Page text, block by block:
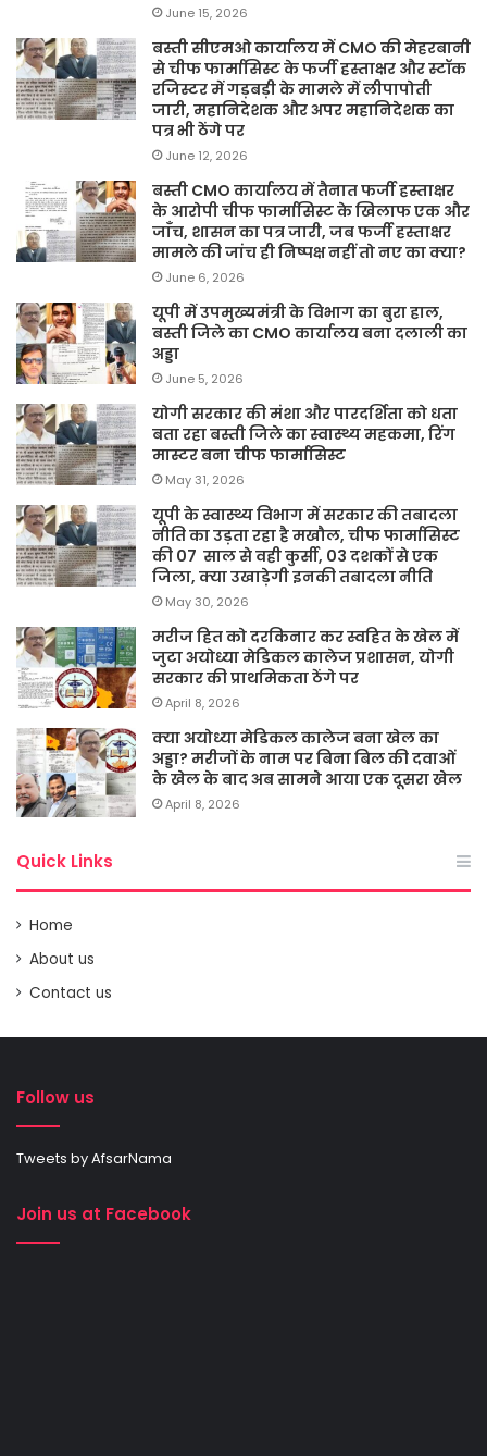
June 15, 2026
बस्ती सीएमओ कार्यालय में CMO की मेहरबानी
से चीफ फार्मासिस्ट के फर्जी हस्ताक्षर और स्टॉक
रजिस्टर में गड़बड़ी के मामले में लीपापोती
जारी, महानिदेशक और अपर महानिदेशक का
पत्र भी ठेंगे पर
June 12, 2026
बस्ती CMO कार्यालय में तैनात फर्जी हस्ताक्षर
के आरोपी चीफ फार्मासिस्ट के खिलाफ एक और
जाँच, शासन का पत्र जारी, जब फर्जी हस्ताक्षर
मामले की जांच ही निष्पक्ष नहीं तो नए का क्या?
June 6, 2026
यूपी में उपमुख्यमंत्री के विभाग का बुरा हाल,
बस्ती जिले का CMO कार्यालय बना दलाली का
अड्डा
June 5, 2026
योगी सरकार की मंशा और पारदर्शिता को धता
बता रहा बस्ती जिले का स्वास्थ्य महकमा, रिंग
मास्टर बना चीफ फार्मासिस्ट
May 31, 2026
यूपी के स्वास्थ्य विभाग में सरकार की तबादला
नीति का उड़ता रहा है मखौल, चीफ फार्मासिस्ट
की 07 साल से वही कुर्सी, 03 दशकों से एक
जिला, क्या उखाड़ेगी इनकी तबादला नीति
May 30, 2026
मरीज हित को दरकिनार कर स्वहित के खेल में
जुटा अयोध्या मेडिकल कालेज प्रशासन, योगी
सरकार की प्राथमिकता ठेंगे पर
April 8, 2026
क्या अयोध्या मेडिकल कालेज बना खेल का
अड्डा? मरीजों के नाम पर बिना बिल की दवाओं
के खेल के बाद अब सामने आया एक दूसरा खेल
April 8, 2026
Quick Links
Home
About us
Contact us
Follow us
Tweets by AfsarNama
Join us at Facebook